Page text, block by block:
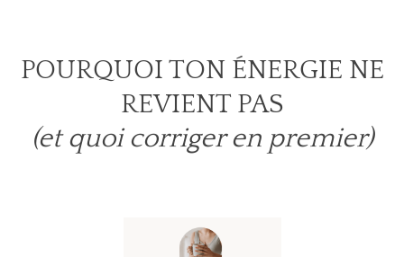
POURQUOI TON ÉNERGIE NE
REVIENT PAS
(et quoi corriger en premier)